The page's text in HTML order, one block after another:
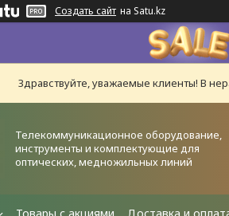
Создать сайт на Satu.kz
Здравствуйте, уважаемые клиенты! В
Телекоммуникационное оборудование,
инструменты и комплектующие для
оптических, медножильных линий